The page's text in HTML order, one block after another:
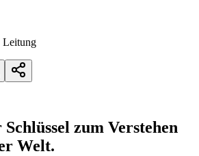
Leitung
zum Verstehen
Welt.